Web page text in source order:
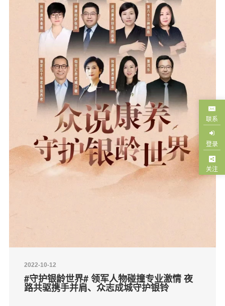
联系
登录
关注
2022-10-12
#守护银龄世界# 领军人物碰撞专业激情 夜
路共驱携手并肩、众志成城守护银铃